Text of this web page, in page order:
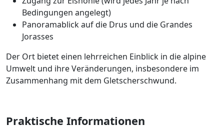
Bedingungen angelegt)
Panoramablick auf die Drus und die Grandes
Jorasses
Der Ort bietet einen lehrreichen Einblick in die alpine
Umwelt und ihre Veränderungen, insbesondere im
Zusammenhang mit dem Gletscherschwund.
Praktische Informationen